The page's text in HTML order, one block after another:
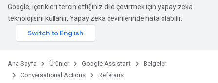
Google, içerikleri tercih ettiğiniz dile çevirmek için yapay zeka
teknolojisini kullanır. Yapay zeka çevirilerinde hata olabilir.
Ana Sayfa Ürünler Google Assistant
Belgeler
Conversational Actions
Referans